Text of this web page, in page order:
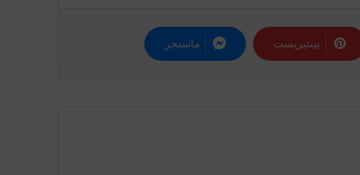
بينتيريست ماسنجر